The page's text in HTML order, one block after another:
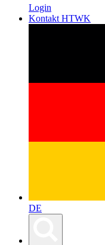
Login
Kontakt HTWK
DE